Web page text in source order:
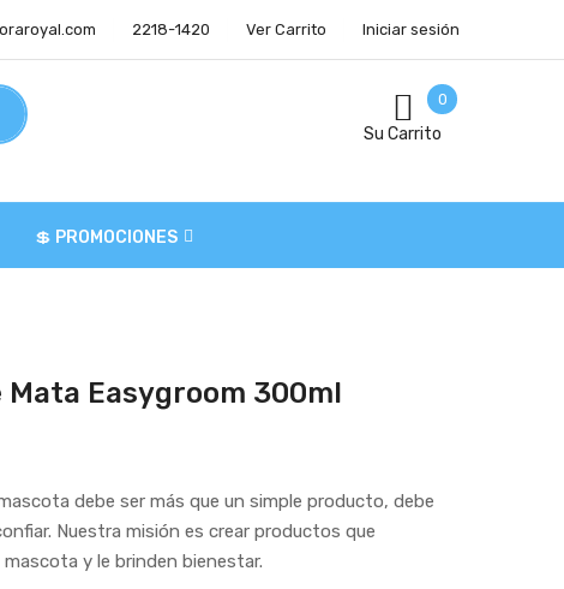
Iniciar sesión
Ver Carrito
2218-1420
0
Su Carrito
💲 PROMOCIONES
Mata Easygroom 300ml
debe ser más que un simple producto, debe
Nuestra misión es crear productos que
y le brinden bienestar.